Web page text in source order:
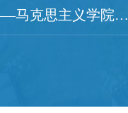
“四个一”聚初心 七一献礼启新程——马克思主义学院举办庆祝建党105周年系列主题活动